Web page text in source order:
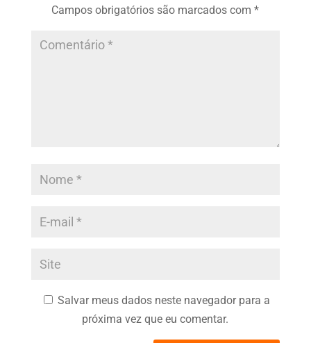
Campos obrigatórios são marcados com*
Salvar meus dados neste navegador para a
próxima vez que eu comentar.